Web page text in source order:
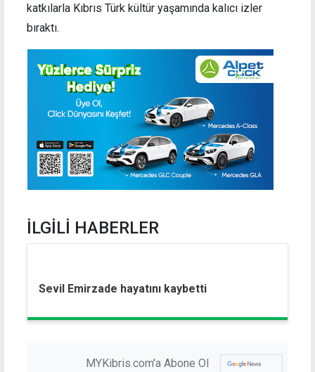
katkılarla Kıbrıs Türk kültür yaşamında kalıcı izler
bıraktı.
İLGİLİ HABERLER
Sevil Emirzade hayatını kaybetti
MYKibris.com'a Abone Ol